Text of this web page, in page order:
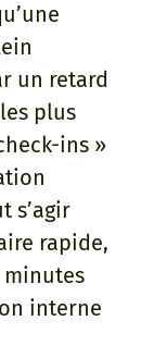
un retard
plus
ins »
s’agir
rapide,
minutes
interne